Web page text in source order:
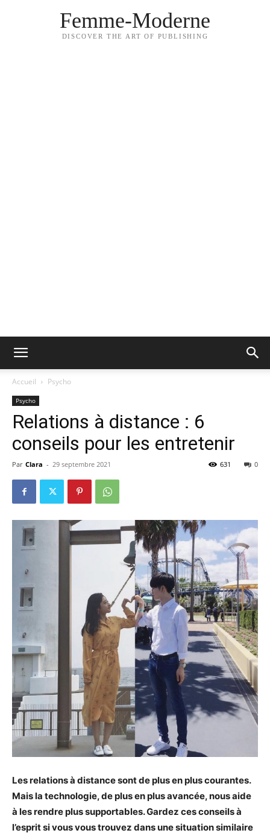
Femme-Moderne
DISCOVER THE ART OF PUBLISHING
Accueil Psycho
Psycho
Relations à distance : 6
conseils pour les entretenir
Par Clara - 29 septembre 2021 0
631
Les relations à distance sont de plus en plus courantes.
Mais la technologie, de plus en plus avancée, nous aide
à les rendre plus supportables. Gardez ces conseils à
l’esprit si vous vous trouvez dans une situation similaire